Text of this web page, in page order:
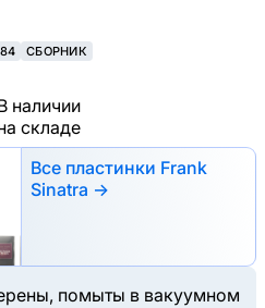
СБОРНИК
наличии
складе
Все пластинки Frank
Sinatra →
помыты в вакуумном